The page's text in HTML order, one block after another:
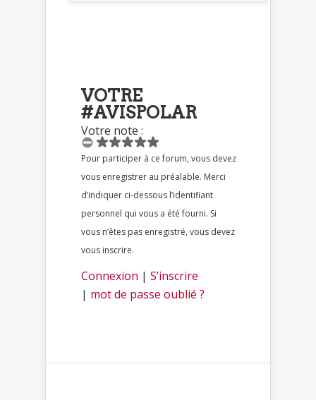
VOTRE
#AVISPOLAR
Votre note :
Pour participer à ce forum, vous devez
vous enregistrer au préalable. Merci
d’indiquer ci-dessous l’identifiant
personnel qui vous a été fourni. Si
vous n’êtes pas enregistré, vous devez
vous inscrire.
Connexion | S’inscrire
| mot de passe oublié ?